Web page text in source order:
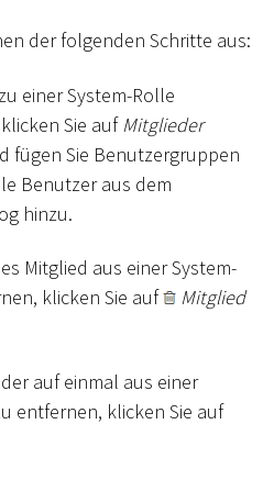
der folgenden Schritte aus:
einer System-Rolle
Sie aufMitglieder
fügen Sie Benutzergruppen
Benutzer aus dem
hinzu.
Mitglied aus einer System-
klicken Sie auf
Mitglied
auf einmal aus einer
entfernen, klicken Sie auf